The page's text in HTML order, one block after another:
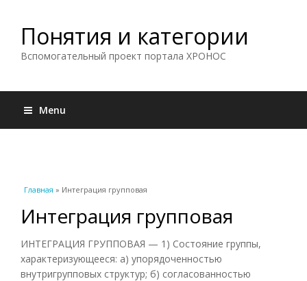
Понятия и категории
Вспомогательный проект портала ХРОНОС
Menu
Вы здесь
Главная » Интеграция групповая
Интеграция групповая
ИНТЕГРАЦИЯ ГРУППОВАЯ — 1) Состояние группы,
характеризующееся: а) упорядоченностью
внутригрупповых структур; б) согласованностью